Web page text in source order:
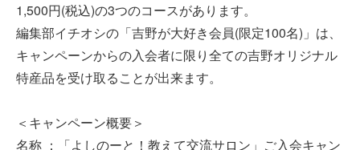
1,500円(税込)の3つのコースがあります。
編集部イチオシの「吉野が大好き会員(限定100名)」は、
キャンペーンからの入会者に限り全ての吉野オリジナル
特産品を受け取ることが出来ます。
＜キャンペーン概要＞
名称 ：「よしのーと！教えて交流サロン」ご入会キャン